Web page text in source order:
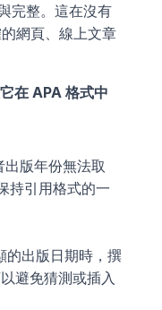
完整。這在沒有
網頁、線上文章
在 APA 格式中
版年份無法取
持引用格式的一
的出版日期時，撰
避免猜測或插入